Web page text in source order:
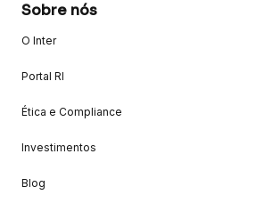
Sobre nós
O Inter
Portal RI
Ética e Compliance
Investimentos
Blog